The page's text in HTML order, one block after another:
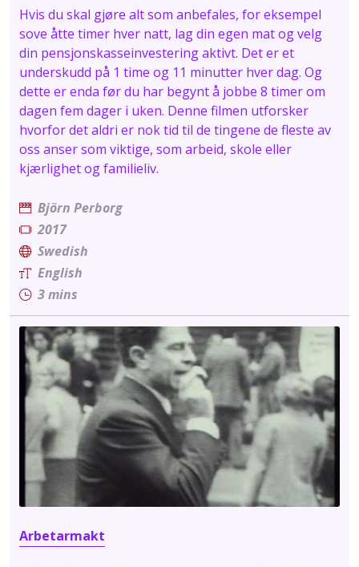
Hvis du skal gjøre alt som anbefales, for eksempel
sove åtte timer hver natt, lag din egen mat og velg
din pensjonskasseinvestering aktivt. Det er et
underskudd på 1 time og 11 minutter hver dag. Og
dette er enda før du har begynt å jobbe 8 timer om
dagen fem dager i uken. Denne filmen utforsker
hvorfor det aldri er nok tid til de tingene de fleste av
oss anser som viktige, som arbeid, skole eller
kjærlighet og familieliv.
Björn Perborg
2017
Swedish
English
3
Arbetarmakt